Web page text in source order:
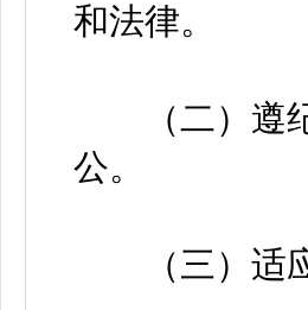
和法律。
（二）遵纪
公。
（三）适应